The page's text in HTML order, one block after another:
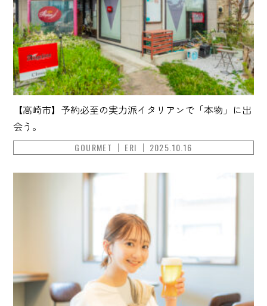
【高崎市】予約必至の実力派イタリアンで「本物」に出
会う。
GOURMET ERI 2025.10.16